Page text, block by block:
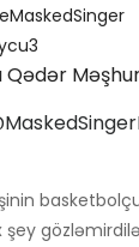
Qədər